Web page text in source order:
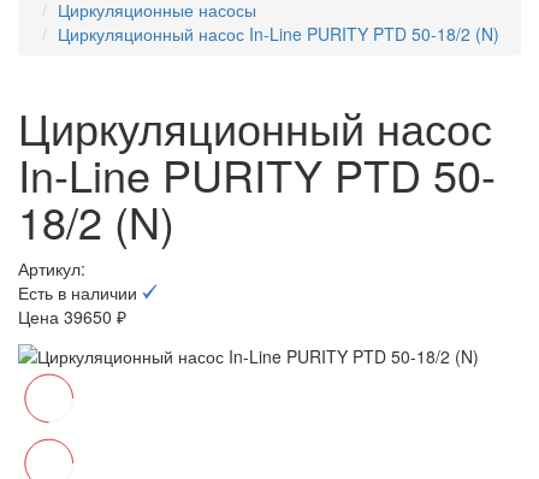
Циркуляционные насосы
Циркуляционный насос In-Line PURITY PTD 50-18/2 (N)
Циркуляционный насос
In-Line PURITY PTD 50-
18/2 (N)
Артикул:
Есть в наличии
Цена 39650 ₽